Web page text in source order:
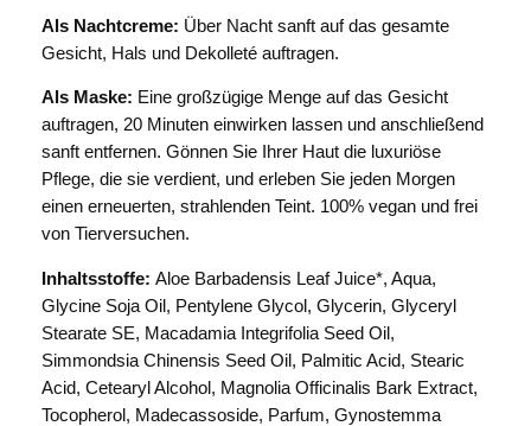
Als Nachtcreme: Über Nacht sanft auf das gesamte
Gesicht, Hals und Dekolleté auftragen.
Als Maske: Eine großzügige Menge auf das Gesicht
auftragen, 20 Minuten einwirken lassen und anschließend
sanft entfernen. Gönnen Sie Ihrer Haut die luxuriöse
Pflege, die sie verdient, und erleben Sie jeden Morgen
einen erneuerten, strahlenden Teint. 100% vegan und frei
von Tierversuchen.
Inhaltsstoffe: Aloe Barbadensis Leaf Juice*, Aqua,
Glycine Soja Oil, Pentylene Glycol, Glycerin, Glyceryl
Stearate SE, Macadamia Integrifolia Seed Oil,
Simmondsia Chinensis Seed Oil, Palmitic Acid, Stearic
Acid, Cetearyl Alcohol, Magnolia Officinalis Bark Extract,
Tocopherol, Madecassoside, Parfum, Gynostemma